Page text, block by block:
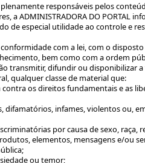
responsáveis pelos
a ADMINISTRADORA DO PORTAL
de especial utilidade ao controle e
com a lei, com o
bem como com a ordem
transmitir, difundir ou disponibilizar
qualquer classe de material que:
os direitos fundamentais e as
infames, violentos ou,
por causa de sexo, raça,
elementos, mensagens e/ou
ou temor;